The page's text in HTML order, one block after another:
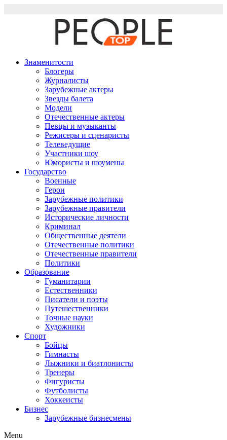
Знаменитости
Блогеры
Журналисты
Зарубежные актеры
Звезды балета
Модели
Отечественные актеры
Певцы и музыканты
Режисеры и сценаристы
Телеведущие
Участники шоу
Юмористы и шоумены
Государство
Военные
Герои
Зарубежные политики
Зарубежные правители
Исторические личности
Криминал
Общественные деятели
Отечественные политики
Отечественные правители
Политики
Образование
Гуманитарии
Естественники
Писатели и поэты
Путешественники
Точные науки
Художники
Спорт
Бойцы
Гимнасты
Лыжники и биатлонисты
Тренеры
Фигуристы
Футболисты
Хоккеисты
Бизнес
Зарубежные бизнесмены
Menu